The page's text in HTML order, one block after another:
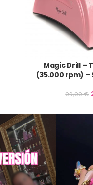
Magic Drill –
(35.000 rpm) –
99,99€